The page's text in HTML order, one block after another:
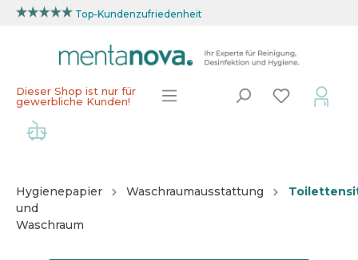
Top-Kundenzufriedenheit
Dieser Shop ist nur für
gewerbliche Kunden!
Hygienepapier
und
Waschraum
Waschraumausstattung